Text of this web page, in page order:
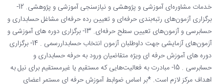
خدمات مشاوره‌ای آموزشی و پژوهشی و نیازسنجی آموزشی و پژوهشی. 12-
برگزاری آزمون‌های رتبه‌بندی حرفه‌ای و تعیین رده حرفه‌ای مشاغل حسابداری و
حسابرسی و آزمون‌های تعیین سطح حرفه‌ای. 13- برگزاری دوره های آموزشی و
آزمون‌های آزمایشی جهت داوطلبان آزمون انتخاب حسابداررسمی . 14- برگزاری
دوره های آموزش حرفه ای ویژه متقاضیان ورود به حرفه حسابداری و
حسابرسی . 15- مبادرت به فعالیت‌هایی که مستقیم یا غیرمستقیم برای نیل به
اهداف مرکز لازم است. *بر اساس ضوابط آموزش حرفه ای مستمر اعضای